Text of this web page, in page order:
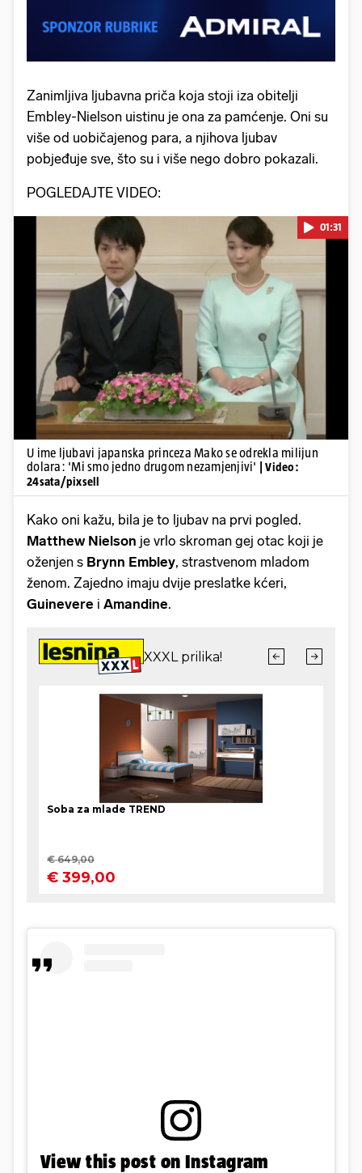
Zanimljiva ljubavna priča koja stoji iza obitelji
Embley-Nielson uistinu je ona za pamćenje. Oni su
više od uobičajenog para, a njihova ljubav
pobjeđuje sve, što su i više nego dobro pokazali.
POGLEDAJTE VIDEO:
Pokretanje videa...
01:31
U ime ljubavi japanska princeza Mako se odrekla milijun
dolara: 'Mi smo jedno drugom nezamjenjivi'
| Video:
24sata/pixsell
Kako oni kažu, bila je to ljubav na prvi pogled.
Matthew Nielson je vrlo skroman gej otac koji je
oženjen s Brynn Embley, strastvenom mladom
ženom. Zajedno imaju dvije preslatke kćeri,
Guinevere i Amandine.
View this post on Instagram